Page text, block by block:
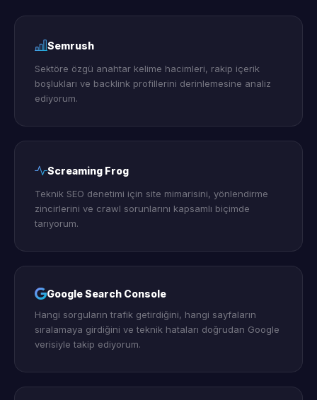
Semrush
Sektöre özgü anahtar kelime hacimleri, rakip içerik
boşlukları ve backlink profillerini derinlemesine analiz
ediyorum.
Screaming Frog
Teknik SEO denetimi için site mimarisini, yönlendirme
zincirlerini ve crawl sorunlarını kapsamlı biçimde
tarıyorum.
Google Search Console
Hangi sorguların trafik getirdiğini, hangi sayfaların
sıralamaya girdiğini ve teknik hataları doğrudan Google
verisiyle takip ediyorum.